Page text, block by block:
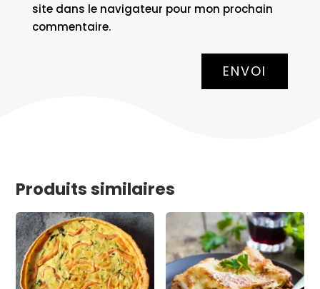
site dans le navigateur pour mon prochain
commentaire.
ENVOI
Produits similaires